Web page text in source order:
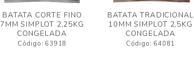
BATATA CORTE FINO
7MM SIMPLOT 2,25KG
CONGELADA
Código: 63918
BATATA TRADICIONAL
10MM SIMPLOT 2,5KG
CONGELADA
Código: 64081